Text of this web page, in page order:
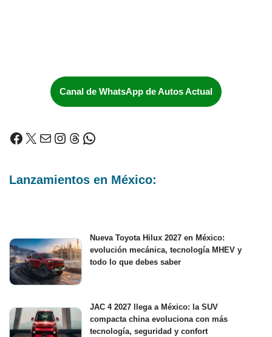
Canal de WhatsApp de Autos Actual
Lanzamientos en México:
Nueva Toyota Hilux 2027 en México:
evolución mecánica, tecnología MHEV y
todo lo que debes saber
JAC 4 2027 llega a México: la SUV
compacta china evoluciona con más
tecnología, seguridad y confort